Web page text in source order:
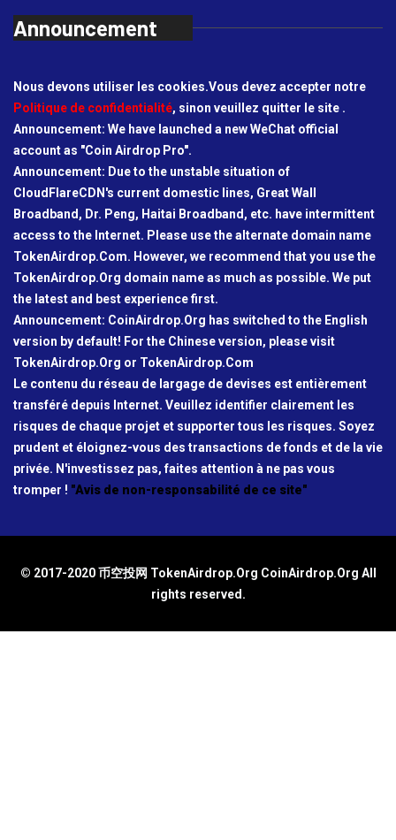
Announcement
Nous devons utiliser les cookies.Vous devez accepter notre
Politique de confidentialité, sinon veuillez quitter le site .
Announcement: We have launched a new WeChat official
account as "Coin Airdrop Pro".
Announcement: Due to the unstable situation of
CloudFlareCDN's current domestic lines, Great Wall
Broadband, Dr. Peng, Haitai Broadband, etc. have intermittent
access to the Internet. Please use the alternate domain name
TokenAirdrop.Com. However, we recommend that you use the
TokenAirdrop.Org domain name as much as possible. We put
the latest and best experience first.
Announcement: CoinAirdrop.Org has switched to the English
version by default! For the Chinese version, please visit
TokenAirdrop.Org or TokenAirdrop.Com
Le contenu du réseau de largage de devises est entièrement
transféré depuis Internet. Veuillez identifier clairement les
risques de chaque projet et supporter tous les risques. Soyez
prudent et éloignez-vous des transactions de fonds et de la vie
privée. N'investissez pas, faites attention à ne pas vous
tromper ! "Avis de non-responsabilité de ce site"
© 2017-2020 币空投网 TokenAirdrop.Org CoinAirdrop.Org All
rights reserved.